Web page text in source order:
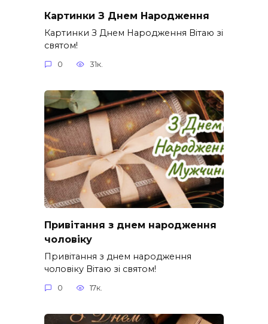
Картинки З Днем Народження
Картинки З Днем Народження Вітаю зі
святом!
0 31к.
Привітання з днем народження
чоловіку
Привітання з днем народження
чоловіку Вітаю зі святом!
0 17к.